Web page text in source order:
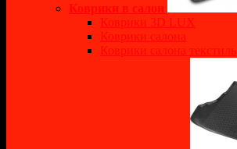
Коврики в салон
Коврики 3D LUX
Коврики салона
Коврики салона текстиль